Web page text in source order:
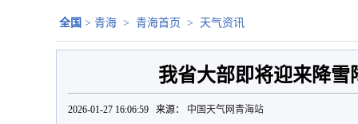
全国 > 青海 > 青海首页 > 天气资讯
我省大部即将迎来降雪
2026-01-27 16:06:59 来源： 中国天气网青海站